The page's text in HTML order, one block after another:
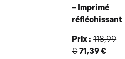
– Imprimé
réfléchissant
Prix : 118,99
€ 71,39 €